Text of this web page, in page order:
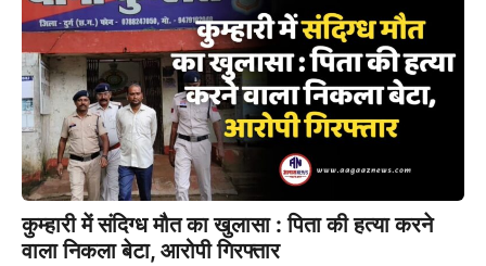
कुम्हारी में संदिग्ध मौत का खुलासा : पिता की हत्या करने
वाला निकला बेटा, आरोपी गिरफ्तार